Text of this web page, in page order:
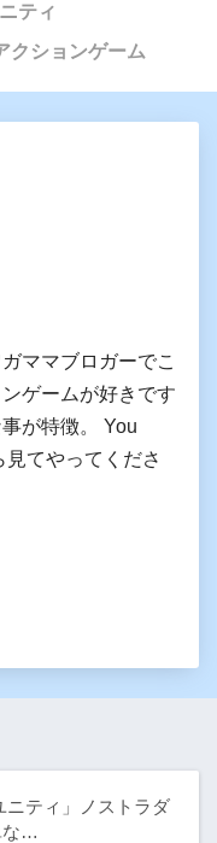
ティ
クションゲーム
ママブロガーでこ
ゲームが好きです
が特徴。 You
てやってくださ
ニティ」ノストラダ
な…